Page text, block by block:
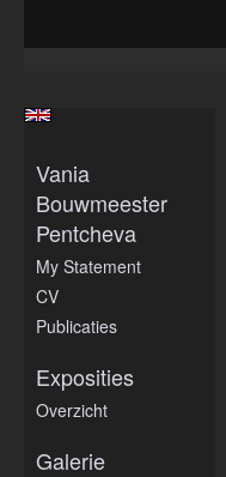
Vania
Bouwmeester
Pentcheva
My Statement
CV
Publicaties
Exposities
Overzicht
Galerie